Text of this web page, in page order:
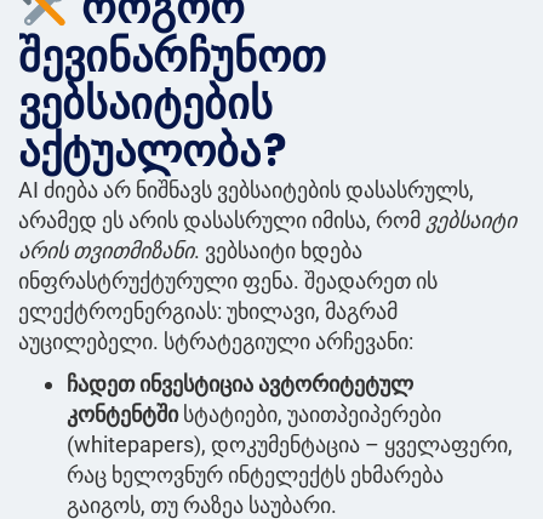
შევინარჩუნოთ
ვებსაიტების
აქტუალობა?
AI ძიება არ ნიშნავს ვებსაიტების დასასრულს,
არამედ ეს არის დასასრული იმისა, რომ ვებსაიტი
არის თვითმიზანი. ვებსაიტი ხდება
ინფრასტრუქტურული ფენა. შეადარეთ ის
ელექტროენერგიას: უხილავი, მაგრამ
აუცილებელი. სტრატეგიული არჩევანი:
ჩადეთ ინვესტიცია ავტორიტეტულ
კონტენტშისტატიები, უაითპეიპერები
(whitepapers), დოკუმენტაცია – ყველაფერი,
რაც ხელოვნურ ინტელექტს ეხმარება
გაიგოს, თუ რაზეა საუბარი.